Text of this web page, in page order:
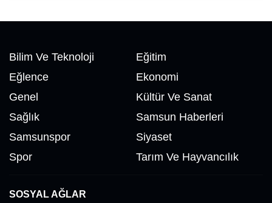
Bilim Ve Teknoloji
Eğitim
Eğlence
Ekonomi
Genel
Kültür Ve Sanat
Sağlık
Samsun Haberleri
Samsunspor
Siyaset
Spor
Tarım Ve Hayvancılık
SOSYAL AĞLAR